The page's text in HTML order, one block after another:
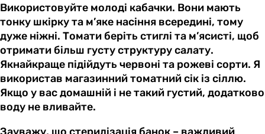
Використовуйте молоді кабачки. Вони мають
тонку шкірку та м’яке насіння всередині, тому
дуже ніжні. Томати беріть стиглі та м’ясисті, щоб
отримати більш густу структуру салату.
Якнайкраще підійдуть червоні та рожеві сорти. Я
використав магазинний томатний сік із сіллю.
Якщо у вас домашній і не такий густий, додатково
воду не вливайте.